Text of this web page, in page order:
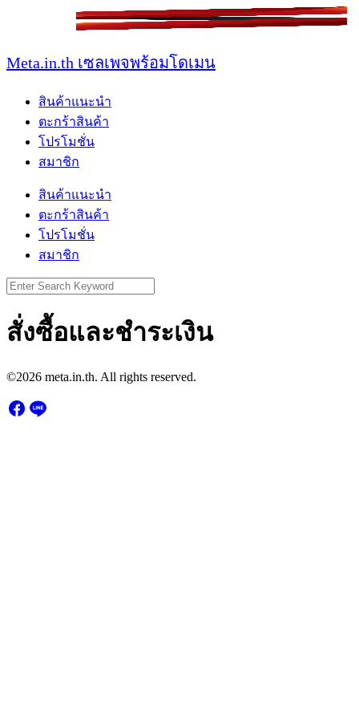
Meta.in.th เซลเพจพร้อมโดเมน
สินค้าแนะนำ
ตะกร้าสินค้า
โปรโมชั่น
สมาชิก
สินค้าแนะนำ
ตะกร้าสินค้า
โปรโมชั่น
สมาชิก
Search
for:
สั่งซื้อและชำระเงิน
©2026 meta.in.th. All rights reserved.